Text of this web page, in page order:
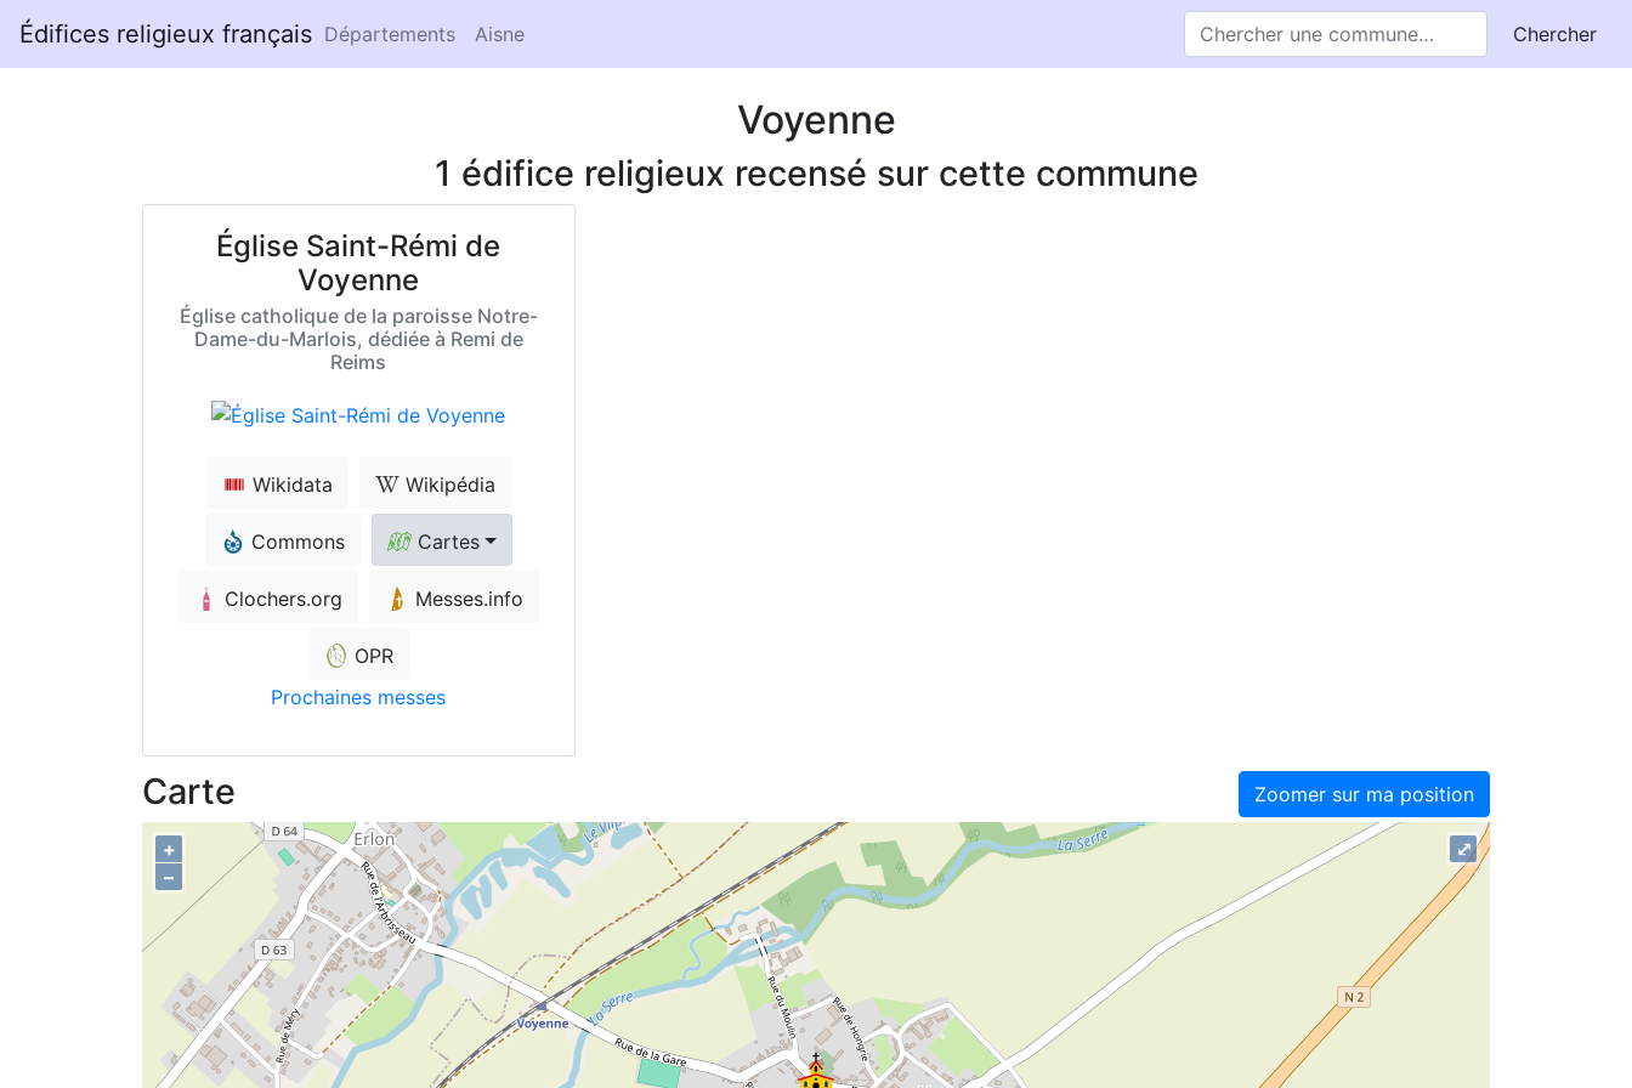
Édifices religieux français Départements Aisne Chercher
Voyenne
1 édifice religieux recensé sur cette commune
Église Saint-Rémi de
Voyenne
Église catholique de la paroisse Notre-
Dame-du-Marlois, dédiée à Remi de
Reims
Wikidata Wikipédia
Commons Cartes
Clochers.org Messes.info
OPR
Prochaines messes
Zoomer sur ma position
Carte
+
–
⤢